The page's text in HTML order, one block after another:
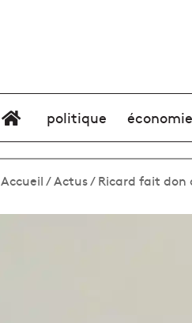
élément de menu
politique économie
Accueil/Actus/Ricard fait don